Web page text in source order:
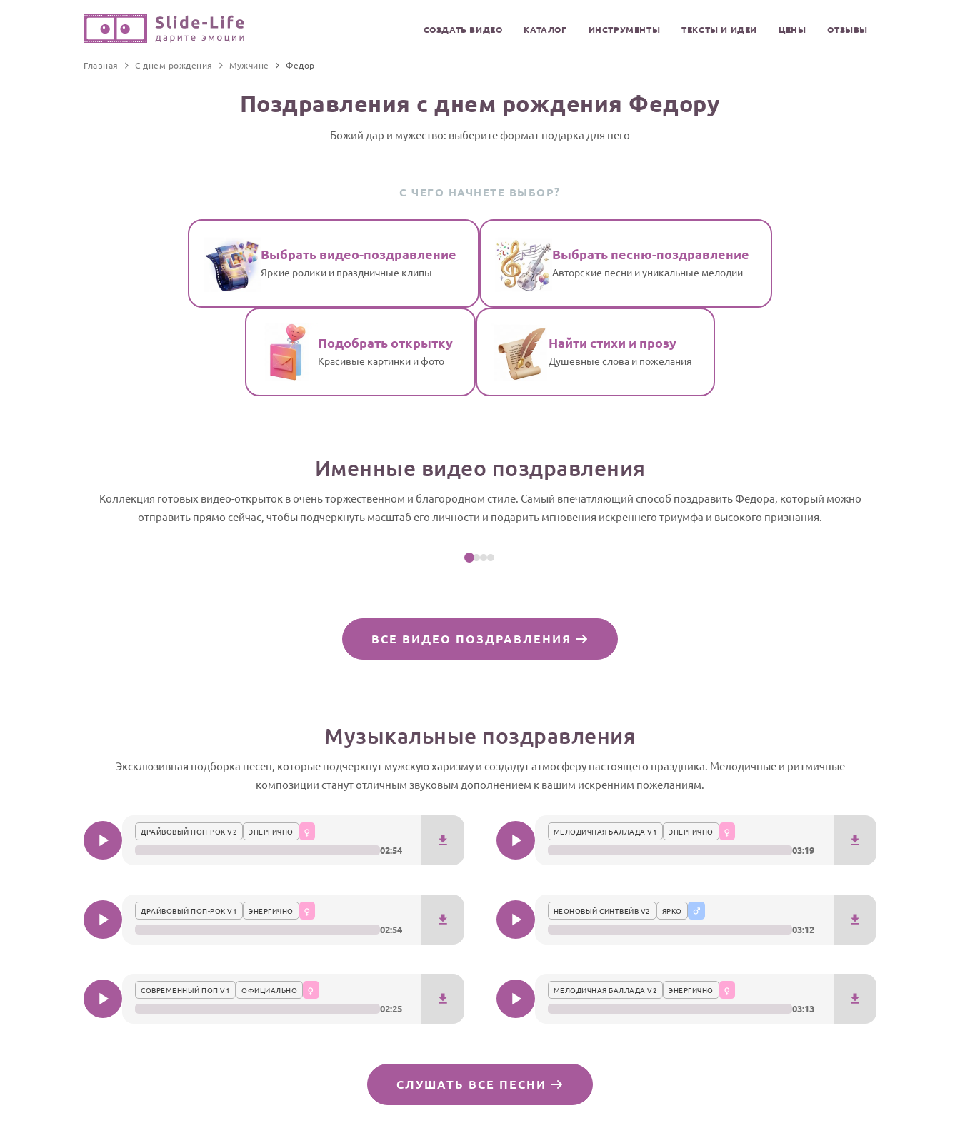
СОЗДАТЬ ВИДЕО КАТАЛОГ ИНСТРУМЕНТЫ ТЕКСТЫ И ИДЕИ ЦЕНЫ ОТЗЫВЫ
Главная С днем рождения Мужчине Федор
Поздравления с днем рождения Федору
Божий дар и мужество: выберите формат подарка для него
С ЧЕГО НАЧНЕТЕ ВЫБОР?
Выбрать видео-поздравление
Яркие ролики и праздничные клипы
Выбрать песню-поздравление
Авторские песни и уникальные мелодии
Подобрать открытку
Красивые картинки и фото
Найти стихи и прозу
Душевные слова и пожелания
Именные видео поздравления
Коллекция готовых видео-открыток в очень торжественном и благородном стиле. Самый впечатляющий способ поздравить Федора, который можно
отправить прямо сейчас, чтобы подчеркнуть масштаб его личности и подарить мгновения искреннего триумфа и высокого признания.
Посмотреть пример
ВСЕ ВИДЕО ПОЗДРАВЛЕНИЯ
Музыкальные поздравления
Эксклюзивная подборка песен, которые подчеркнут мужскую харизму и создадут атмосферу настоящего праздника. Мелодичные и ритмичные
композиции станут отличным звуковым дополнением к вашим искренним пожеланиям.
ДРАЙВОВЫЙ ПОП-РОК V2 ЭНЕРГИЧНО
02:54
МЕЛОДИЧНАЯ БАЛЛАДА V1 ЭНЕРГИЧНО
03:19
ДРАЙВОВЫЙ ПОП-РОК V1 ЭНЕРГИЧНО
02:54
НЕОНОВЫЙ СИНТВЕЙВ V2 ЯРКО
03:12
СОВРЕМЕННЫЙ ПОП V1 ОФИЦИАЛЬНО
02:25
МЕЛОДИЧНАЯ БАЛЛАДА V2 ЭНЕРГИЧНО
03:13
СЛУШАТЬ ВСЕ ПЕСНИ